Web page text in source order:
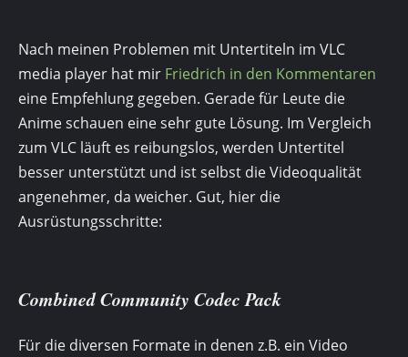
Nach meinen Problemen mit Untertiteln im VLC
media player hat mir Friedrich in den Kommentaren
eine Empfehlung gegeben. Gerade für Leute die
Anime schauen eine sehr gute Lösung. Im Vergleich
zum VLC läuft es reibungslos, werden Untertitel
besser unterstützt und ist selbst die Videoqualität
angenehmer, da weicher. Gut, hier die
Ausrüstungsschritte:
Combined Community Codec Pack
Für die diversen Formate in denen z.B. ein Video